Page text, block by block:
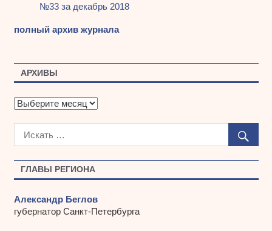
ГЛАВЫ РЕГИОНА
Александр Беглов
губернатор Санкт-Петербурга
№33 за декабрь 2018
полный архив журнала
АРХИВЫ
А
х
ы